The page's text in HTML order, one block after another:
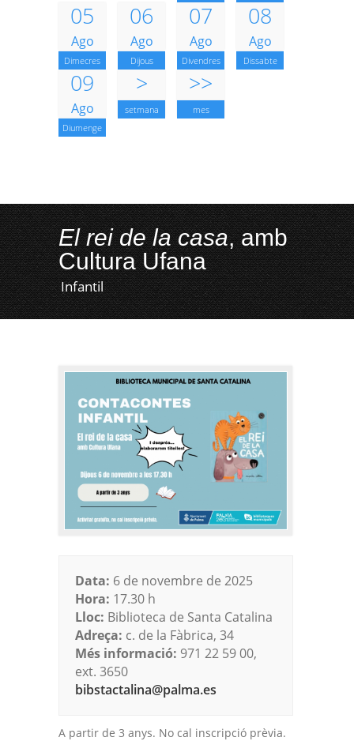
05
Ago
Dimecres
06
Ago
Dijous
07
Ago
Divendres
08
Ago
Dissabte
09
Ago
Diumenge
>
setmana
>>
mes
El rei de la casa, amb
Cultura Ufana
Infantil
Data: 6 de novembre de 2025
Hora: 17.30 h
Lloc: Biblioteca de Santa Catalina
Adreça: c. de la Fàbrica, 34
Més informació: 971 22 59 00,
ext. 3650
bibstactalina@palma.es
A partir de 3 anys. No cal inscripció prèvia.